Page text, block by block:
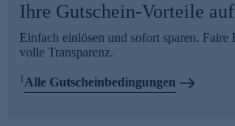
Ihre Gutschein-Vorteile
Einfach einlösen und sofort sparen. Faire
volle Transparenz.
1Alle Gutscheinbedingungen